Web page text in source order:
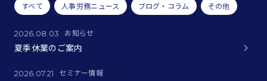
すべて 人事労務ニュース ブログ・コラム その他
2026.08.03 お知らせ
夏季休業のご案内
2026.07.21 セミナー情報